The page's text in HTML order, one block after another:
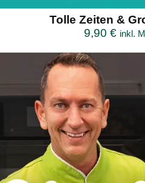
Tolle Zeiten &
9,90 € inkl.